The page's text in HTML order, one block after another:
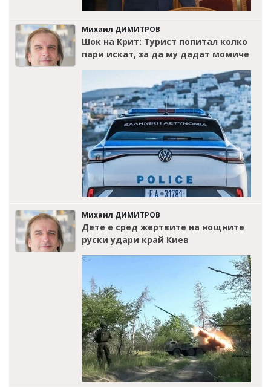
Михаил ДИМИТРОВ
Шок на Крит: Турист попитал колко
пари искат, за да му дадат момиче
Михаил ДИМИТРОВ
Дете е сред жертвите на нощните
руски удари край Киев